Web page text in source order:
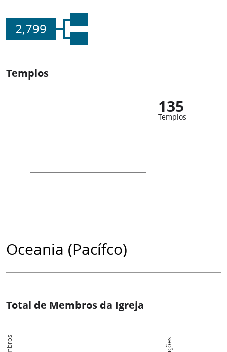
2,799
Templos
135
Templos
Oceania (Pacífco)
Total de Membros da Igreja